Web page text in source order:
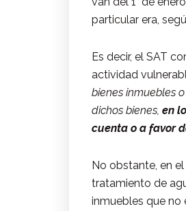
particular era,
Es decir, el SAT
actividad
bienes inmuebles
dichos bienes, en
cuenta o a favor
No obstante, en
tratamiento de
inmuebles que